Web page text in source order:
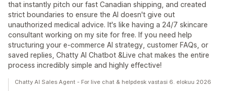
that instantly pitch our fast Canadian shipping, and created
strict boundaries to ensure the AI doesn't give out
unauthorized medical advice. It's like having a 24/7 skincare
consultant working on my site for free. If you need help
structuring your e-commerce AI strategy, customer FAQs, or
saved replies, Chatty AI Chatbot &Live chat makes the entire
process incredibly simple and highly effective!
Chatty AI Sales Agent - For live chat & helpdesk vastasi 6. elokuu 2026